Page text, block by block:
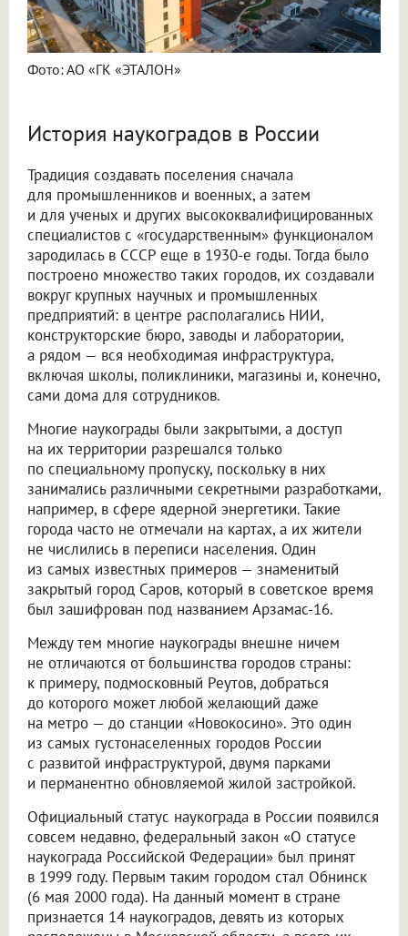
Фото: АО «ГК «ЭТАЛОН»
История наукоградов в России
Традиция создавать поселения сначала
для промышленников и военных, а затем
и для ученых и других высококвалифицированных
специалистов с «государственным» функционалом
зародилась в СССР еще в 1930-е годы. Тогда было
построено множество таких городов, их создавали
вокруг крупных научных и промышленных
предприятий: в центре располагались НИИ,
конструкторские бюро, заводы и лаборатории,
а рядом — вся необходимая инфраструктура,
включая школы, поликлиники, магазины и, конечно,
сами дома для сотрудников.
Многие наукограды были закрытыми, а доступ
на их территории разрешался только
по специальному пропуску, поскольку в них
занимались различными секретными разработками,
например, в сфере ядерной энергетики. Такие
города часто не отмечали на картах, а их жители
не числились в переписи населения. Один
из самых известных примеров — знаменитый
закрытый город Саров, который в советское время
был зашифрован под названием Арзамас-16.
Между тем многие наукограды внешне ничем
не отличаются от большинства городов страны:
к примеру, подмосковный Реутов, добраться
до которого может любой желающий даже
на метро — до станции «Новокосино». Это один
из самых густонаселенных городов России
с развитой инфраструктурой, двумя парками
и перманентно обновляемой жилой застройкой.
Официальный статус наукограда в России появился
совсем недавно, федеральный закон «О статусе
наукограда Российской Федерации» был принят
в 1999 году. Первым таким городом стал Обнинск
(6 мая 2000 года). На данный момент в стране
признается 14 наукоградов, девять из которых